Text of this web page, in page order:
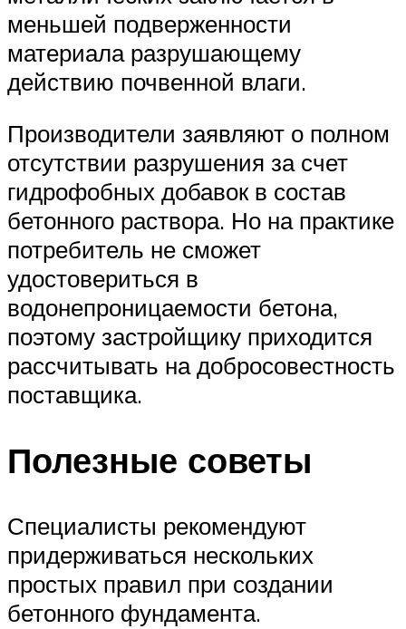
меньшей подверженности
материала разрушающему
действию почвенной влаги.
Производители заявляют о полном
отсутствии разрушения за счет
гидрофобных добавок в состав
бетонного раствора. Но на практике
потребитель не сможет
удостовериться в
водонепроницаемости бетона,
поэтому застройщику приходится
рассчитывать на добросовестность
поставщика.
Полезные советы
Специалисты рекомендуют
придерживаться нескольких
простых правил при создании
бетонного фундамента.